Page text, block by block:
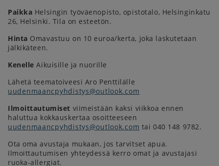
Paikka Helsingin työväenopisto, opistotalo, Helsinginkatu
26, Helsinki. Tila on esteetön.
Hinta Omavastuu on 10 euroa/kerta, joka laskutetaan
jälkikäteen.
KenelleAikuisille ja nuorille
Lähetä teematoiveesi Aro Penttilälle
uudenmaancpyhdistys@outlook.com
Ilmoittautumiset viimeistään kaksi viikkoa ennen
haluttua kokkauskertaa osoitteeseen
uudenmaancpyhdistys@outlook.com tai 040 148 9782.
Ota oma avustaja mukaan, jos tarvitset apua.
Ilmoittautumisen yhteydessä kerro omat ja avustajasi
ruoka-allergiat.